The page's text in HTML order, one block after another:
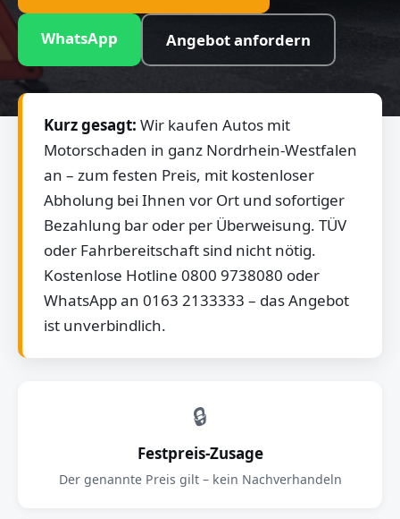
WhatsApp Angebot anfordern
Kurz gesagt: Wir kaufen Autos mit
Motorschaden in ganz Nordrhein-Westfalen
an – zum festen Preis, mit kostenloser
Abholung bei Ihnen vor Ort und sofortiger
Bezahlung bar oder per Überweisung. TÜV
oder Fahrbereitschaft sind nicht nötig.
Kostenlose Hotline 0800 9738080 oder
WhatsApp an 0163 2133333 – das Angebot
ist unverbindlich.
🔒
Festpreis-Zusage
Der genannte Preis gilt – kein Nachverhandeln